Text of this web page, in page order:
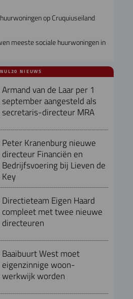
op Cruquiuseiland
meeste sociale huurwoningen in
NUL20 NIEUWS
Armand van de Laar per 1
september aangesteld als
secretaris-directeur MRA
Peter Kranenburg nieuwe
directeur Financiën en
Bedrijfsvoering bij Lieven de
Key
Directieteam Eigen Haard
compleet met twee nieuwe
directeuren
Baaibuurt West moet
eigenzinnige woon-
werkwijk worden